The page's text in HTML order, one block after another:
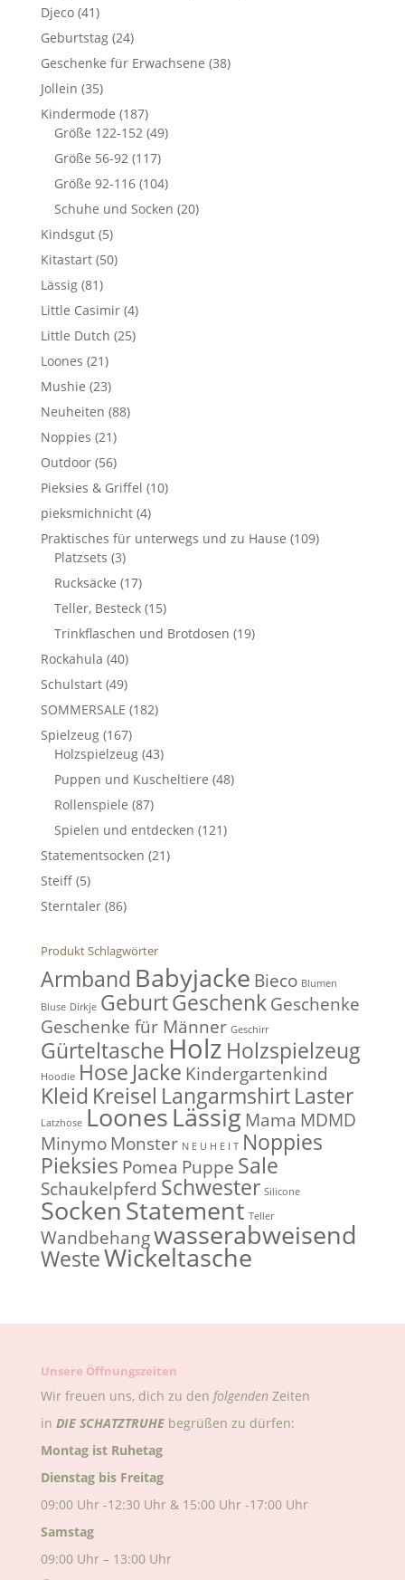
Djeco (41)
Geburtstag (24)
Geschenke für Erwachsene (38)
Jollein (35)
Kindermode (187)
Größe 122-152 (49)
Größe 56-92 (117)
Größe 92-116 (104)
Schuhe und Socken (20)
Kindsgut (5)
Kitastart (50)
Lässig (81)
Little Casimir (4)
Little Dutch (25)
Loones (21)
Mushie (23)
Neuheiten (88)
Noppies (21)
Outdoor (56)
Pieksies & Griffel (10)
pieksmichnicht (4)
Praktisches für unterwegs und zu Hause (109)
Platzsets (3)
Rucksäcke (17)
Teller, Besteck (15)
Trinkflaschen und Brotdosen (19)
Rockahula (40)
Schulstart (49)
SOMMERSALE (182)
Spielzeug (167)
Holzspielzeug (43)
Puppen und Kuscheltiere (48)
Rollenspiele (87)
Spielen und entdecken (121)
Statementsocken (21)
Steiff (5)
Sterntaler (86)
Produkt Schlagwörter
Armband Babyjacke Bieco Blumen
Bluse Dirkje GeburtGeschenk Geschenke
Geschenke für Männer Geschirr
Gürteltasche Holz Holzspielzeug
Hoodie Hose Jacke Kindergartenkind
Kleid Kreisel LangarmshirtLaster
Latzhose LoonesLässig Mama MDMD
Minymo Monster N E U H E I T Noppies
Pieksies Pomea Puppe Sale
Schaukelpferd Schwester Silicone
SockenStatement Teller
Wandbehangwasserabweisend
WesteWickeltasche
Unsere Öffnungszeiten
Wir freuen uns, dich zu den folgenden Zeiten
in DIE SCHATZTRUHEbegrüßen zu dürfen:
Montag ist Ruhetag
Dienstag bis Freitag
09:00 Uhr -12:30 Uhr & 15:00 Uhr -17:00 Uhr
Samstag
09:00 Uhr – 13:00 Uhr